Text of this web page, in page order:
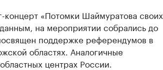
«Потомки Шаймуратова своих
на мероприятии собрались до
поддержке референдумов в
областях. Аналогичные
центрах России.